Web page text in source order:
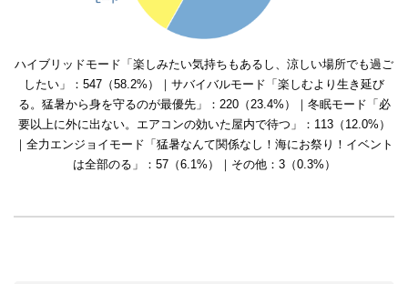
ハイブリッドモード「楽しみたい気持ちもあるし、涼しい場所でも過ご
したい」：547（58.2%）｜サバイバルモード「楽しむより生き延び
る。猛暑から身を守るのが最優先」：220（23.4%）｜冬眠モード「必
要以上に外に出ない。エアコンの効いた屋内で待つ」：113（12.0%）
｜全力エンジョイモード「猛暑なんて関係なし！海にお祭り！イベント
は全部のる」：57（6.1%）｜その他：3（0.3%）